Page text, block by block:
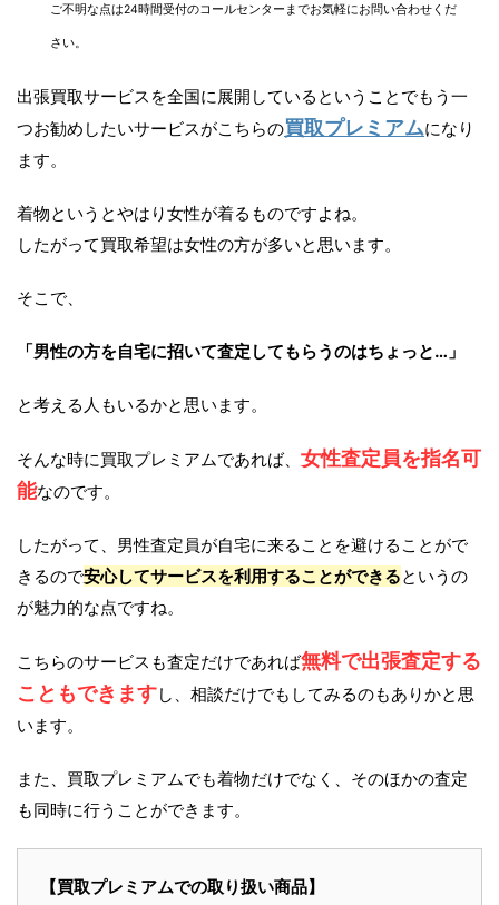
ご不明な点は24時間受付のコールセンターまでお気軽にお問い合わせくだ
さい。
出張買取サービスを全国に展開しているということでもう一
つお勧めしたいサービスがこちらの買取プレミアムになり
ます。
着物というとやはり女性が着るものですよね。
したがって買取希望は女性の方が多いと思います。
そこで、
「男性の方を自宅に招いて査定してもらうのはちょっと…」
と考える人もいるかと思います。
そんな時に買取プレミアムであれば、 女性査定員を指名可
能なのです。
したがって、男性査定員が自宅に来ることを避けることがで
きるので安心してサービスを利用することができるというの
が魅力的な点ですね。
こちらのサービスも査定だけであれば無料で出張査定する
こともできますし、相談だけでもしてみるのもありかと思
います。
また、買取プレミアムでも着物だけでなく、そのほかの査定
も同時に行うことができます。
【買取プレミアムでの取り扱い商品】